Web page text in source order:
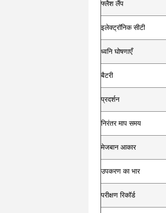
फ्लैश लैंप
इलेक्ट्रॉनिक सीटी
ध्वनि घोषणाएँ
बैटरी
प्रदर्शन
निरंतर माप समय
मेजबान आकार
उपकरण का भार
परीक्षण रिकॉर्ड